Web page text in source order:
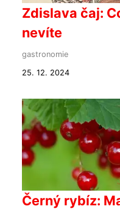
Zdislava čaj:
nevíte
gastronomie
25. 12. 2024
Černý rybíz: